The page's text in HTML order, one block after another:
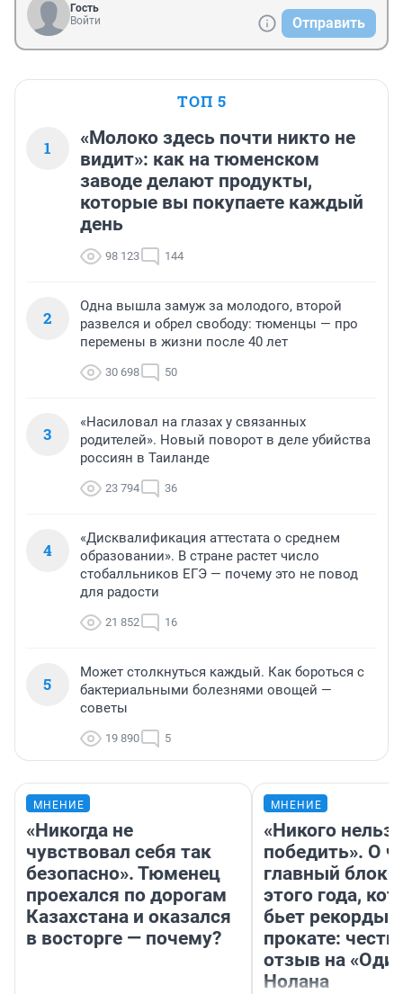
Гость
Войти
Отправить
ТОП 5
1
«Молоко здесь почти никто не
видит»: как на тюменском
заводе делают продукты,
которые вы покупаете каждый
день
98 123 144
2
Одна вышла замуж за молодого, второй
развелся и обрел свободу: тюменцы — про
перемены в жизни после 40 лет
30 698 50
3
«Насиловал на глазах у связанных
родителей». Новый поворот в деле убийства
россиян в Таиланде
23 794 36
4
«Дисквалификация аттестата о среднем
образовании». В стране растет число
стобалльников ЕГЭ — почему это не повод
для радости
21 852 16
5
Может столкнуться каждый. Как бороться с
бактериальными болезнями овощей —
советы
19 890 5
МНЕНИЕ
«Никогда не
чувствовал себя так
безопасно». Тюменец
проехался по дорогам
Казахстана и оказался
в восторге — почему?
МНЕНИЕ
«Никого нельзя
победить». О
главный
этого года,
бьет рекорды в
прокате:
отзыв на
Нолана